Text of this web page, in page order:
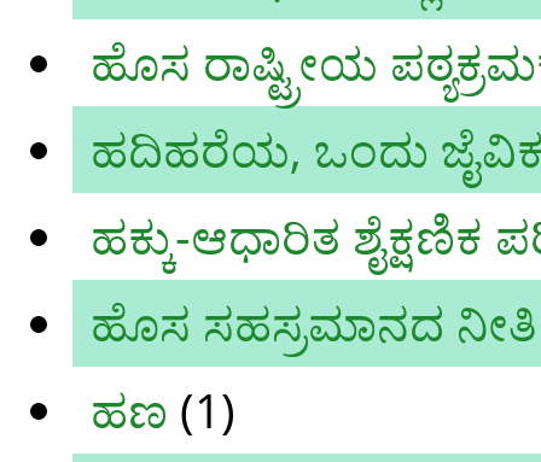
ಹೊಸ ರಾಷ್ಟ್ರೀಯ
ಹದಿಹರೆಯ, ಒಂದು
ಹಕ್ಕು-ಆಧಾರಿತ
ಹೊಸ ಸಹಸ್ರಮಾನದ
ಹಣ (1)